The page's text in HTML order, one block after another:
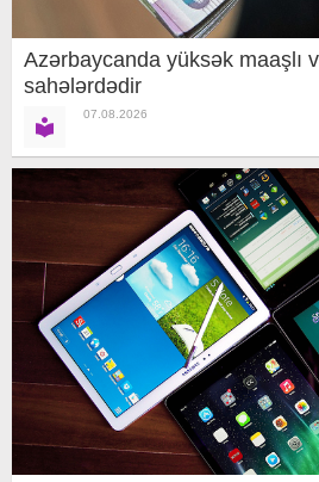
Azərbaycanda yüksək maaşlı
sahələrdədir
07.08.2026